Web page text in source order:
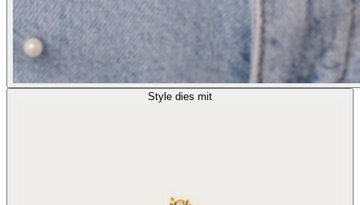
Style dies mit